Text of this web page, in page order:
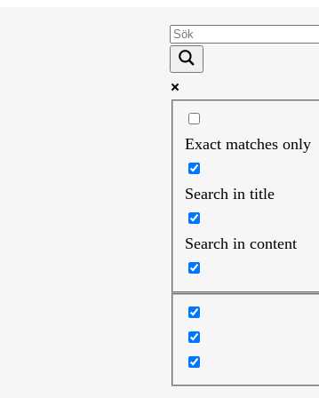
Exact matches only
Search in title
Search in content